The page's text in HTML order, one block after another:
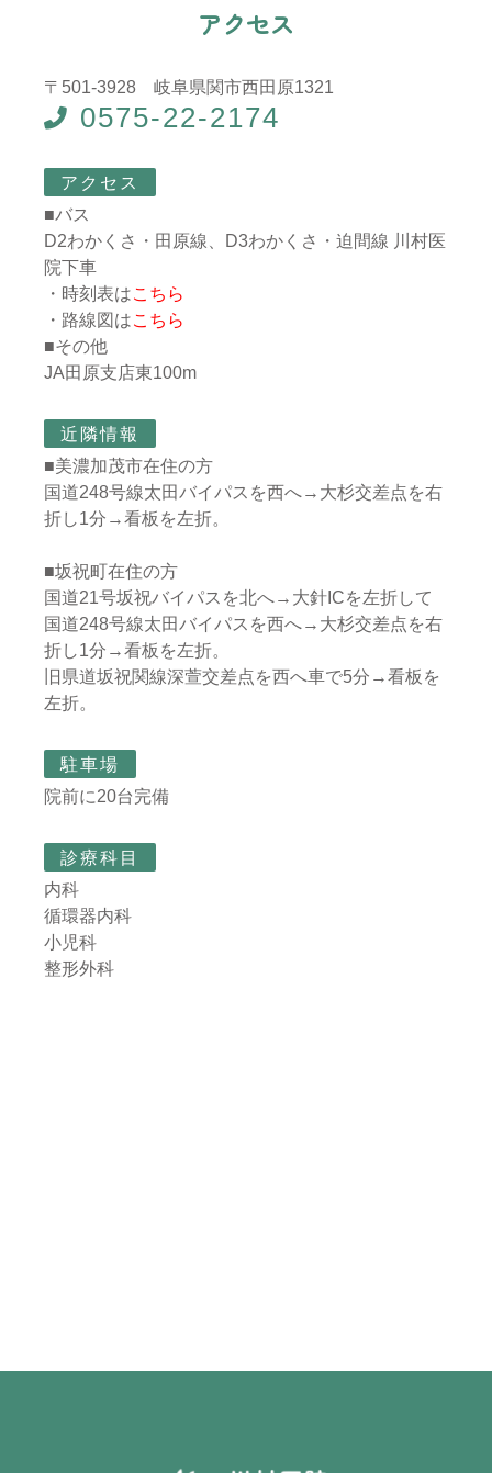
アクセス
〒501-3928 岐阜県関市西田原1321
0575-22-2174
アクセス
■バス
D2わかくさ・田原線、D3わかくさ・迫間線 川村医
院下車
・時刻表はこちら
・路線図はこちら
■その他
JA田原支店東100m
近隣情報
■美濃加茂市在住の方
国道248号線太田バイパスを西へ→大杉交差点を右
折し1分→看板を左折。
■坂祝町在住の方
国道21号坂祝バイパスを北へ→大針ICを左折して
国道248号線太田バイパスを西へ→大杉交差点を右
折し1分→看板を左折。
旧県道坂祝関線深萱交差点を西へ車で5分→看板を
左折。
駐車場
院前に20台完備
診療科目
内科
循環器内科
小児科
整形外科